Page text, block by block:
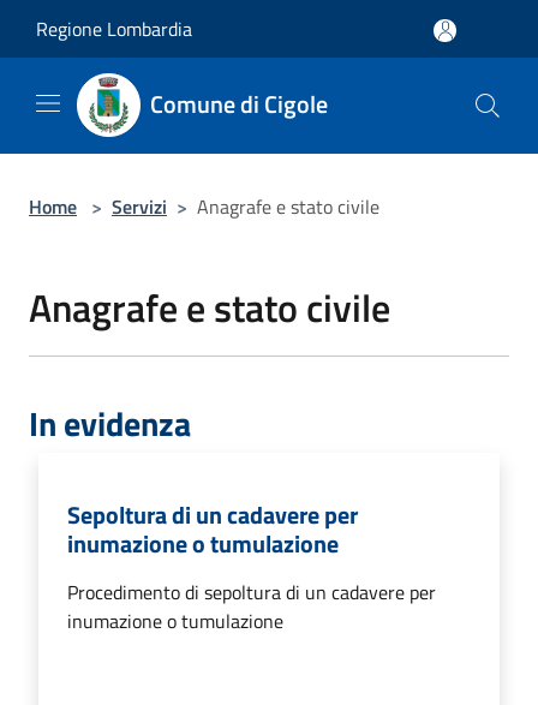
Regione Lombardia
Comune di Cigole
Home > Servizi > Anagrafe e stato civile
Anagrafe e stato civile
In evidenza
Sepoltura di un cadavere per
inumazione o tumulazione
Procedimento di sepoltura di un cadavere per
inumazione o tumulazione